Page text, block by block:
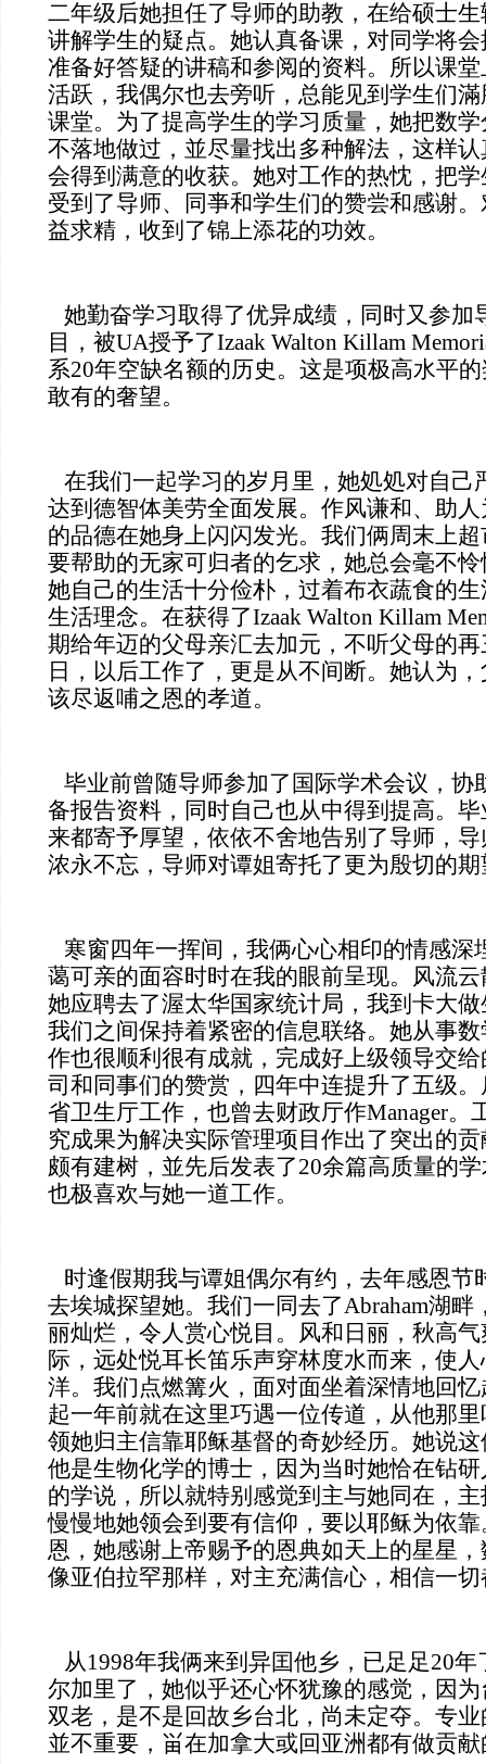
二年级后她担任了导师的助教，在给硕士
讲解学生的疑点。她认真备课，对同学将
准备好答疑的讲稿和参阅的资料。所以课
活跃，我偶尔也去旁听，总能见到学生们
课堂。为了提高学生的学习质量，她把数
不落地做过，並尽量找出多种解法，这样
会得到满意的收获。她对工作的热忱，把
受到了导师、同亊和学生们的赞尝和感谢
益求精，收到了锦上添花的功效。
她勤奋学习取得了优异成绩，同时又参加
目，被UA授予了Izaak Walton Killam
系20年空缺名额的历史。这是项极高水平
敢有的奢望。
在我们一起学习的岁月里，她処処对自己
达到德智体美劳全面发展。作风谦和、助
的品德在她身上闪闪发光。我们俩周末上
要帮助的无家可归者的乞求，她总会毫不
她自己的生活十分俭朴，过着布衣蔬食的
生活理念。在获得了Izaak Walton Killam
期给年迈的父母亲汇去加元，不听父母的
日，以后工作了，更是从不间断。她认为
该尽返哺之恩的孝道。
毕业前曾随导师参加了国际学术会议，协
备报告资料，同时自己也从中得到提高。
来都寄予厚望，依依不舍地告别了导师，
浓永不忘，导师对谭姐寄托了更为殷切的期
寒窗四年一挥间，我俩心心相印的情感深
蔼可亲的面容时时在我的眼前呈现。风流
她应聘去了渥太华国家统计局，我到卡大
我们之间保持着紧密的信息联络。她从事
作也很顺利很有成就，完成好上级领导交
司和同事们的赞赏，四年中连提升了五级
省卫生厅工作，也曾去财政厅作Manager。
究成果为解决实际管理项目作出了突出的
颇有建树，並先后发表了20余篇高质量的
也极喜欢与她一道工作。
时逢假期我与谭姐偶尔有约，去年感恩节
去埃城探望她。我们一同去了Abraham湖畔
丽灿烂，令人赏心悦目。风和日丽，秋高
际，远处悦耳长笛乐声穿林度水而来，使
洋。我们点燃篝火，面对面坐着深情地回
起一年前就在这里巧遇一位传道，从他那
领她归主信靠耶稣基督的奇妙经历。她说
他是生物化学的博士，因为当时她恰在钻
的学说，所以就特别感觉到主与她同在，
慢慢地她领会到要有信仰，要以耶稣为依
恩，她感谢上帝赐予的恩典如天上的星星
像亚伯拉罕那样，对主充满信心，相信一
从1998年我俩来到异囯他乡，已足足20
尔加里了，她似乎还心怀犹豫的感觉，因
双老，是不是回故乡台北，尚未定夺。专
並不重要，畄在加拿大或回亚洲都有做贡